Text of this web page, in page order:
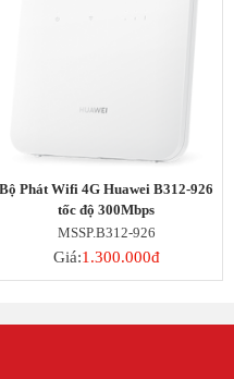
Bộ Phát Wifi 4G Huawei B312-926
tốc độ 300Mbps
MSSP.B312-926
Giá:1.300.000đ